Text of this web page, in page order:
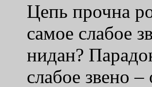
Цепь прочна
самое слабое
нидан?
слабое звено